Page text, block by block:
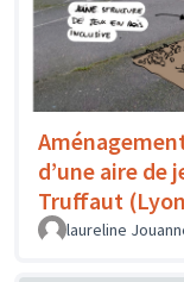
d’une aire de
Truffaut
laureline